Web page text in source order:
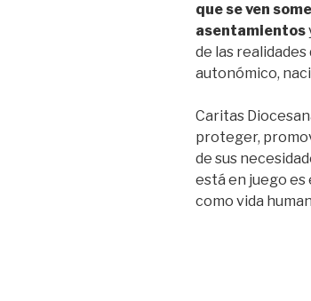
que se ven
asentamientos
de las realidades
autonómico,
Caritas
proteger,
de sus
está en juego es
como vida